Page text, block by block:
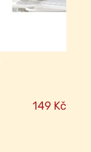
149 Kč